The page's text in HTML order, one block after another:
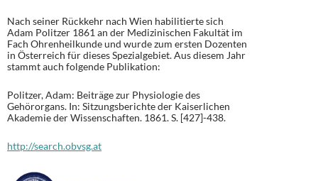
Nach seiner Rückkehr nach Wien habilitierte sich
Adam Politzer 1861 an der Medizinischen Fakultät im
Fach Ohrenheilkunde und wurde zum ersten Dozenten
in Österreich für dieses Spezialgebiet. Aus diesem Jahr
stammt auch folgende Publikation:
Politzer, Adam: Beiträge zur Physiologie des
Gehörorgans. In: Sitzungsberichte der Kaiserlichen
Akademie der Wissenschaften. 1861. S. [427]-438.
http://search.obvsg.at